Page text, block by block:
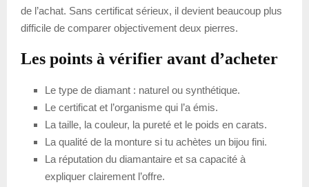
de l’achat. Sans certificat sérieux, il devient beaucoup plus
difficile de comparer objectivement deux pierres.
Les points à vérifier avant d’acheter
Le type de diamant : naturel ou synthétique.
Le certificat et l’organisme qui l’a émis.
La taille, la couleur, la pureté et le poids en carats.
La qualité de la monture si tu achètes un bijou fini.
La réputation du diamantaire et sa capacité à
expliquer clairement l’offre.